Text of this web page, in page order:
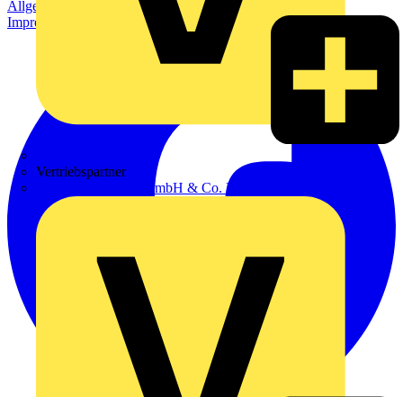
Vertriebspartner
Adalbert Zajadacz GmbH & Co. KG
Allgemeine Geschäftsbedingungen
Datenschutzerklärung
Impressum